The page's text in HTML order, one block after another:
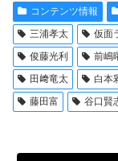
コンテンツ情報
三浦孝太
仮面
俊藤光利
前嶋
田﨑竜太
白本
藤田富
谷口賢